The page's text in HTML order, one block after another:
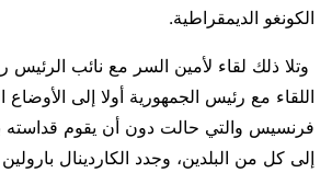
الكونغو الديمقراطية.
وتلا ذلك لقاء لأمين السر مع نائب
اللقاء مع رئيس الجمهورية أولا إلى الأوضاع
فرنسيس والتي حالت دون أن يقوم قداسته
إلى كل من البلدين، وجدد الكاردينال